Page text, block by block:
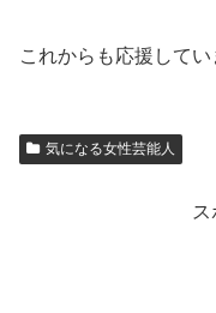
これからも応援してい
気になる女性芸能人